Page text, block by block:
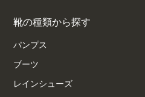
靴の種類から探す
パンプス
ブーツ
レインシューズ